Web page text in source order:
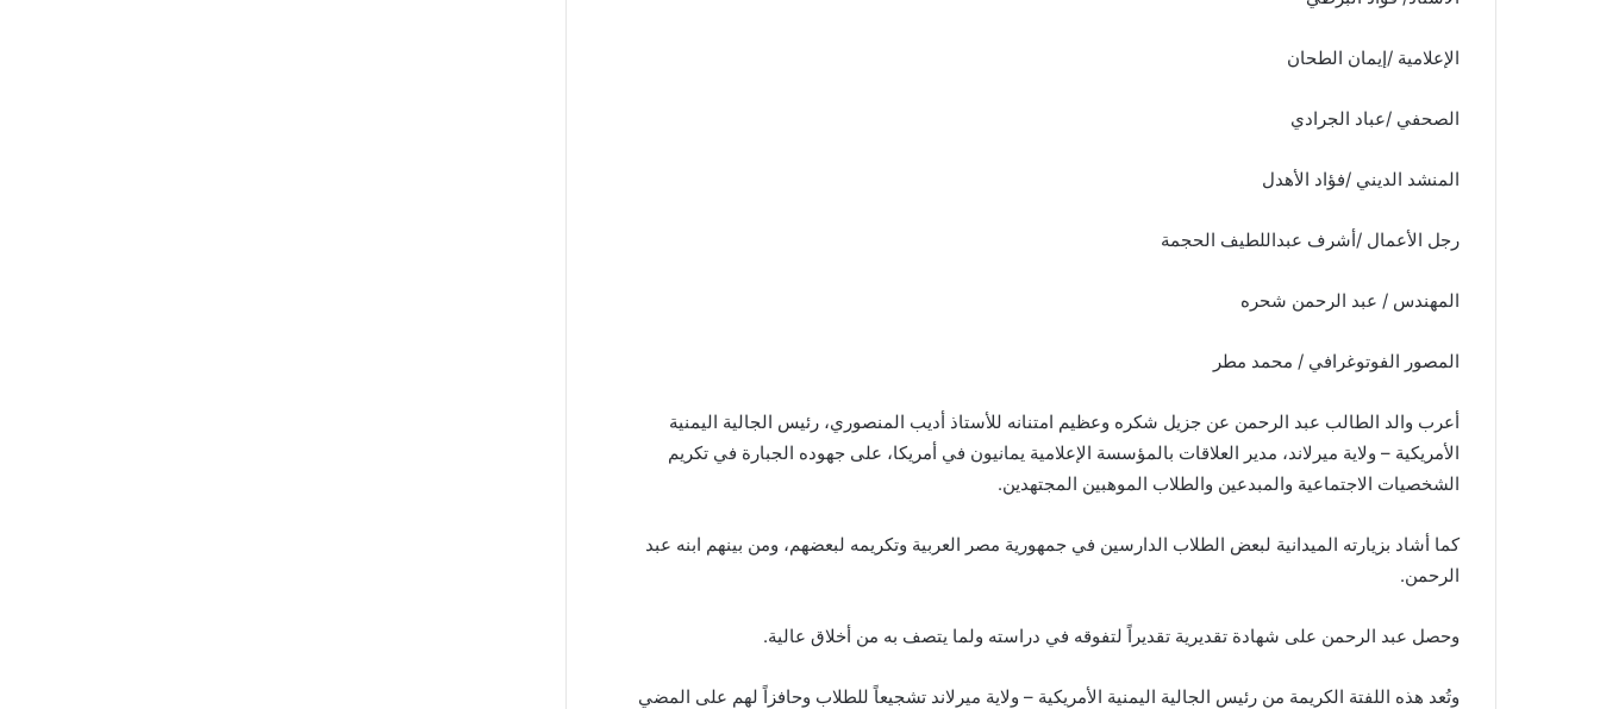
الإعلامية /إيمان الطحان
الصحفي /عباد الجرادي
المنشد الديني /فؤاد الأهدل
رجل الأعمال /أشرف عبداللطيف الحجمة
المهندس / عبد الرحمن شحره
المصور الفوتوغرافي / محمد مطر
أعرب والد الطالب عبد الرحمن عن جزيل شكره وعظيم امتنانه للأستاذ أديب المنصوري، رئيس الجالية اليمنية
الأمريكية – ولاية ميرلاند، مدير العلاقات بالمؤسسة الإعلامية يمانيون في أمريكا، على جهوده الجبارة في تكريم
الشخصيات الاجتماعية والمبدعين والطلاب الموهبين المجتهدين.
كما أشاد بزيارته الميدانية لبعض الطلاب الدارسين في جمهورية مصر العربية وتكريمه لبعضهم، ومن بينهم ابنه عبد
الرحمن.
وحصل عبد الرحمن على شهادة تقديرية تقديراً لتفوقه في دراسته ولما يتصف به من أخلاق عالية.
وتُعد هذه اللفتة الكريمة من رئيس الجالية اليمنية الأمريكية – ولاية ميرلاند تشجيعاً للطلاب وحافزاً لهم على المضي